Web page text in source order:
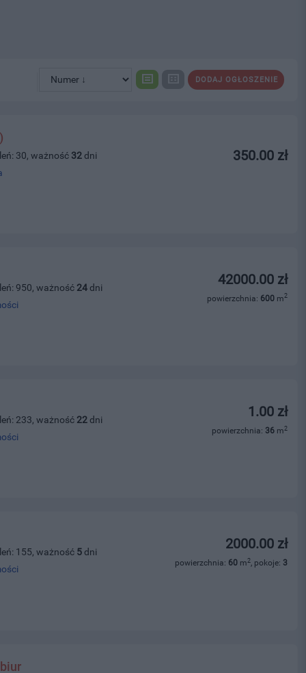
DODAJ OGŁOSZENIE
350.00 zł
30, ważność 32 dni
42000.00 zł
powierzchnia: 600 m2
950, ważność 24 dni
1.00 zł
powierzchnia: 36 m2
233, ważność 22 dni
2000.00 zł
powierzchnia: 60 m2, pokoje: 3
155, ważność 5 dni